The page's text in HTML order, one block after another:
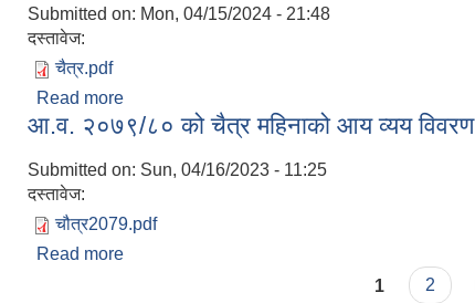
Submitted on: Mon, 04/15/2024 - 21:48
दस्तावेज:
चैत्र.pdf
Read more
आ.व. २०७९/८० को चैत्र महिनाको आय व्यय विवरण
Submitted on: Sun, 04/16/2023 - 11:25
दस्तावेज:
चौत्र2079.pdf
Read more
1 2